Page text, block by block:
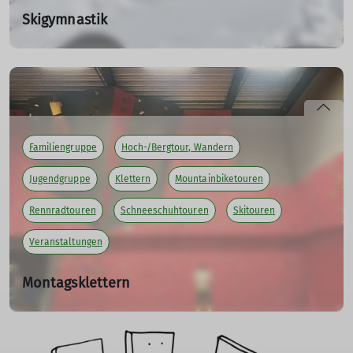
Skigymnastik
Do. 06.11.2025, 19:00 Uhr - Do. 19.03.2026, 19:00 Uhr
Hallo DAV-ler,
die Skigymnastik startet in die neue Saison:
Wir freuen uns auf euer kommen.
mehr erfahren
Familiengruppe Hoch-/Bergtour, Wandern
Jugendgruppe Klettern Mountainbiketouren
Rennradtouren Schneeschuhtouren Skitouren
Veranstaltungen
Montagsklettern
Mo. 03.11.2025, 19:00 Uhr - Mo. 30.03.2026